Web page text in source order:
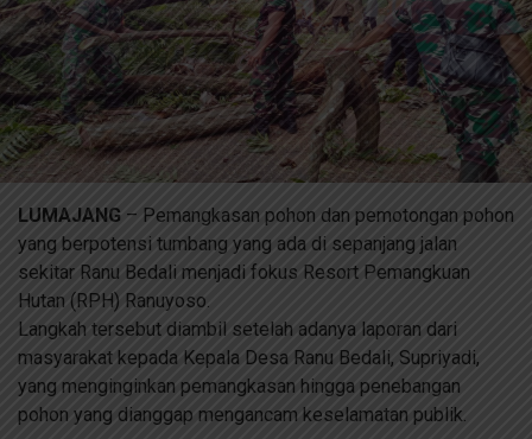
LUMAJANG – Pemangkasan pohon dan pemotongan pohon
yang berpotensi tumbang yang ada di sepanjang jalan
sekitar Ranu Bedali menjadi fokus Resort Pemangkuan
Hutan (RPH) Ranuyoso.
Langkah tersebut diambil setelah adanya laporan dari
masyarakat kepada Kepala Desa Ranu Bedali, Supriyadi,
yang menginginkan pemangkasan hingga penebangan
pohon yang dianggap mengancam keselamatan publik.